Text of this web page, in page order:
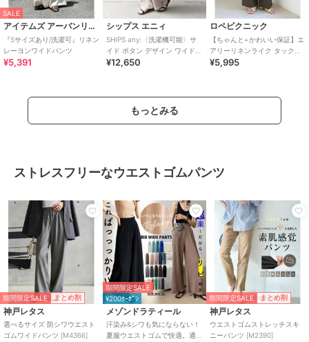
SALE
アイテムズ アーバンリサーチ
『Sサイズあり/洗濯可』リネン
レーヨンワイドパンツ
¥5,391
シップス エニィ
SHIPS any:〈洗濯機可能〉サ
イド ボタン デザイン ワイド
イージー パンツ
¥12,650
ロペピクニック
【ちゃんと+かわいい保証】エ
アリーリネンライク タックワ
イドパンツ/UVカット・速乾
¥5,995
もっとみる
ストレスフリーなウエストゴムパンツ
期間限定SALE まとめ割
神戸レタス
選べるサイズ 防シワウエスト
ゴムワイドパンツ [M4366]
期間限定SALE
¥200ｸｰﾎﾟﾝ
メゾンドラティール
汗染み&シワも気にならない！
夏服ウエストゴムで快適。通
期間限定SALE まとめ割
神戸レタス
ウエストゴムストレッチスキ
ニーパンツ [M2390]